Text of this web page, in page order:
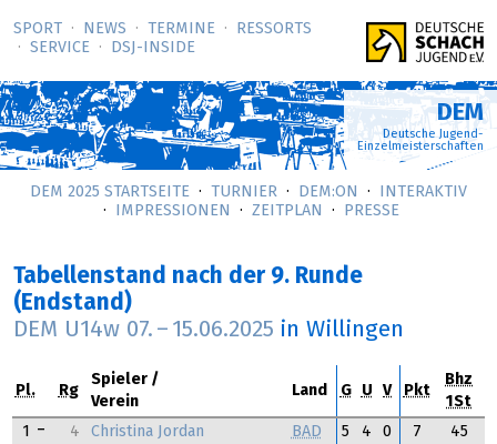
SPORT NEWS TERMINE
RESSORTS
SERVICE
DSJ-­INSIDE
DEM
Deutsche Jugend-
Einzelmeisterschaften
DEM 2025 STARTSEITE TURNIER DEM:ON
INTERAKTIV
IMPRESSIONEN
ZEITPLAN PRESSE
Tabellenstand nach der 9. Runde
(Endstand)
DEM U14w 07. – 15.06.2025 in Willingen
Pl. Rg
Spieler
Verein
Land G U V Pkt
Bhz
1St
1
4
Christina Jordan
BAD 5 4 0 7 45